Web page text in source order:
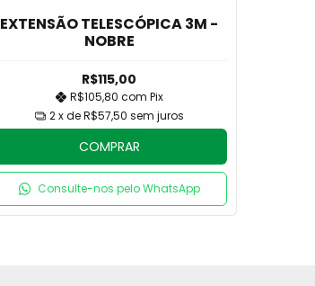
EXTENSÃO TELESCÓPICA 3M -
NOBRE
R$115,00
R$105,80 com Pix
2 x deR$57,50 sem juros
COMPRAR
Consulte-nos pelo WhatsApp